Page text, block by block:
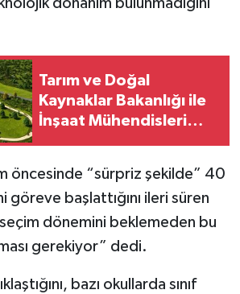
donanım bulunmadığını
Tarım ve Doğal
Kaynaklar Bakanlığı ile
İnşaat Mühendisleri
öncesinde “sürpriz şekilde” 40
başlattığını ileri süren
dönemini beklemeden bu
gerekiyor” dedi.
bazı okullarda sınıf